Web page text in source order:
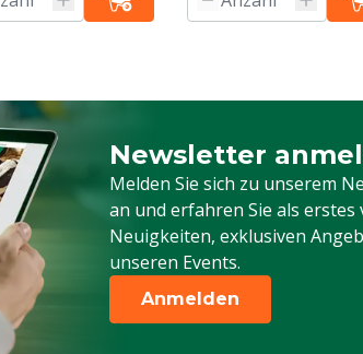
Newsletter
Melden Sie sich zu unserem
an und erfahren Sie als erstes
Neuigkeiten, exklusiven
unseren Events.
Melden Sie sich für
Anmelden